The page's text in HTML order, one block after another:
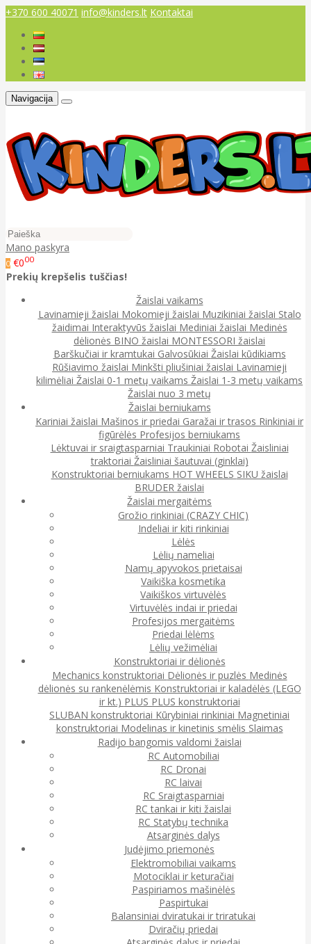
+370 600 40071 info@kinders.lt Kontaktai
Navigacija
Mano paskyra
0 €000
Prekių krepšelis tuščias!
Žaislai vaikams
Lavinamieji žaislai Mokomieji žaislai Muzikiniai žaislai Stalo
žaidimai Interaktyvūs žaislai Mediniai žaislai Medinės
dėlionės BINO žaislai MONTESSORI žaislai
Barškučiai ir kramtukai Galvosūkiai Žaislai kūdikiams
Rūšiavimo žaislai Minkšti pliušiniai žaislai Lavinamieji
kilimėliai Žaislai 0-1 metų vaikams Žaislai 1-3 metų vaikams
Žaislai nuo 3 metų
Žaislai berniukams
Kariniai žaislai Mašinos ir priedai Garažai ir trasos Rinkiniai ir
figūrėlės Profesijos berniukams
Lėktuvai ir sraigtasparniai Traukiniai Robotai Žaisliniai
traktoriai Žaisliniai šautuvai (ginklai)
Konstruktoriai berniukams HOT WHEELS SIKU žaislai
BRUDER žaislai
Žaislai mergaitėms
Grožio rinkiniai (CRAZY CHIC)
Indeliai ir kiti rinkiniai
Lėlės
Lėlių nameliai
Namų apyvokos prietaisai
Vaikiška kosmetika
Vaikiškos virtuvėlės
Virtuvėlės indai ir priedai
Profesijos mergaitėms
Priedai lėlėms
Lėlių vežimėliai
Konstruktoriai ir dėlionės
Mechanics konstruktoriai Dėlionės ir puzlės Medinės
dėlionės su rankenėlėmis Konstruktoriai ir kaladėlės (LEGO
ir kt.) PLUS PLUS konstruktoriai
SLUBAN konstruktoriai Kūrybiniai rinkiniai Magnetiniai
konstruktoriai Modelinas ir kinetinis smėlis Slaimas
Radijo bangomis valdomi žaislai
RC Automobiliai
RC Dronai
RC laivai
RC Sraigtasparniai
RC tankai ir kiti žaislai
RC Statybų technika
Atsarginės dalys
Judėjimo priemonės
Elektromobiliai vaikams
Motociklai ir keturačiai
Paspiriamos mašinėlės
Paspirtukai
Balansiniai dviratukai ir triratukai
Dviračių priedai